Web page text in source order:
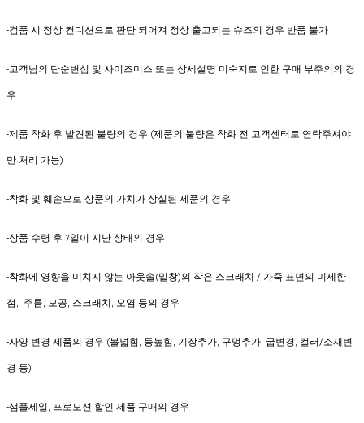
-검품 시 정상 컨디션으로 판단 되어져 정상 출고되는 슈즈의 경우 반품 불가
-고객님의 단순변심 및 사이즈미스 또는 상세설명 미숙지로 인한 구매 부주의의 경
우
-제품 착화 후 발견된 불량의 경우 (제품의 불량은 착화 전 고객센터로 연락주셔야
만 처리 가능)
-착화 및 훼손으로 상품의 가치가 상실된 제품의 경우
-상품 수령 후 7일이 지난 상태의 경우
-착화에 영향을 미치지 않는 아웃솔(밑창)의 작은 스크래치 / 가죽 표면의 미세한
점, 주름, 모공, 스크래치, 오염 등의 경우
-사양 변경 제품의 경우 (볼넓힘, 등높힘, 기장추가, 구멍추가, 굽변경, 컬러/소재변
경 등)
-샘플세일, 프로모션 할인 제품 구매의 경우